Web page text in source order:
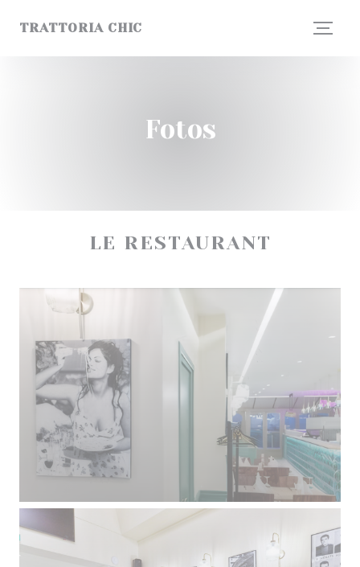
TRATTORIA CHIC
Fotos
LE RESTAURANT